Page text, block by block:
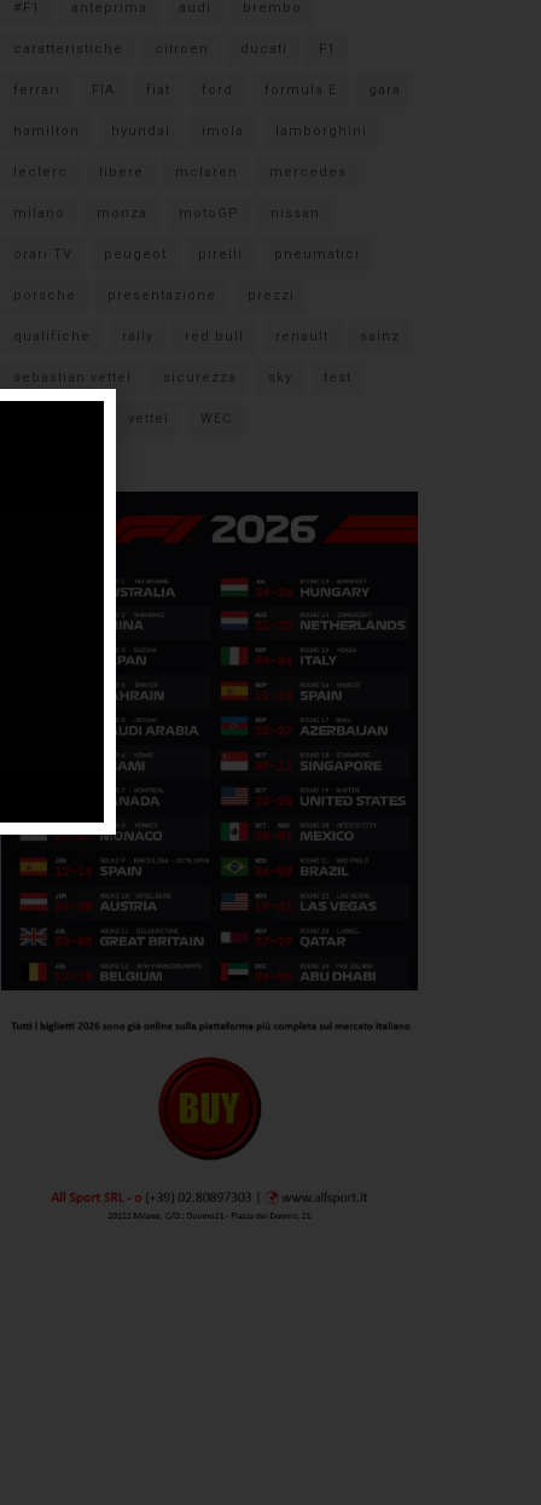
#F1 anteprima audi brembo
caratteristiche citroen ducati F1
ferrari FIA fiat ford formula E gara
hamilton hyundai imola lamborghini
leclerc libere mclaren mercedes
milano monza motoGP nissan
orari TV peugeot pirelli pneumatici
porsche presentazione prezzi
qualifiche rally red bull renault sainz
sebastian vettel sicurezza sky test
vettel WEC